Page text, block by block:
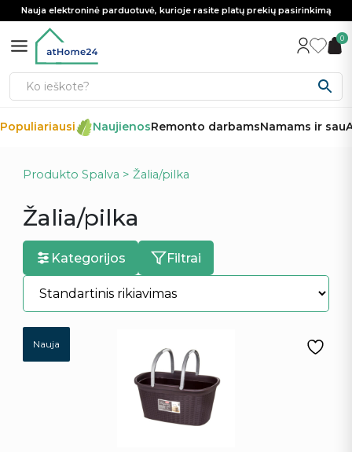
Nauja elektroninė parduotuvė, kurioje rasite platų prekių pasirinkimą
0
NaujienosRemonto darbamsNamams ir sau
Produkto Spalva > Žalia/pilka
Žalia/pilka
Kategorijos Filtrai
Nauja